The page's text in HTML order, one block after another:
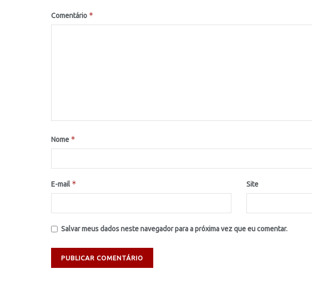
Comentário *
Nome *
E-mail * Site
Salvar meus dados neste navegador para a próxima vez que eu comentar.